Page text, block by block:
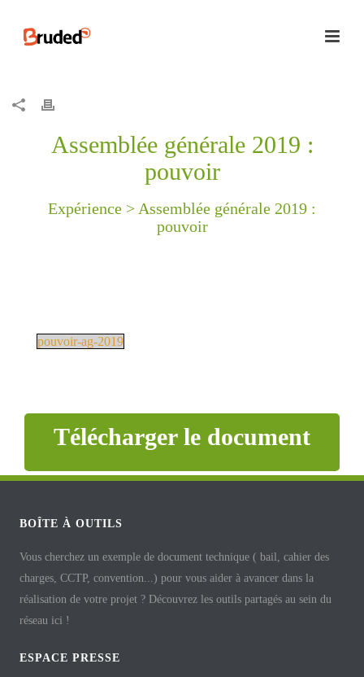
Assemblée générale 2019 :
pouvoir
Expérience > Assemblée générale 2019 :
pouvoir
pouvoir-ag-2019
Télécharger le document
BOÎTE À OUTILS
Vous cherchez un exemple de document technique ( bail, cahier des
charges, CCTP, convention...) pour vous aider à avancer dans la
réalisation de votre projet ? Découvrez les outils partagés au sein du
réseau ici !
ESPACE PRESSE